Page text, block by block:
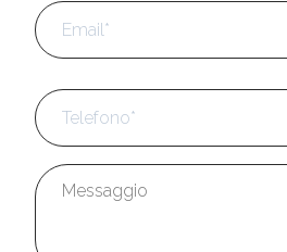
Email
Telefono *
Messaggio